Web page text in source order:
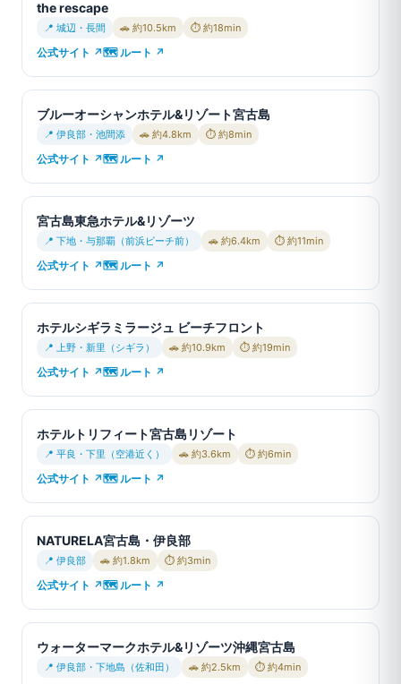
the rescape
📍 城辺・長間 🚗 約10.5km ⏱ 約18min
公式サイト ↗🗺 ルート ↗
ブルーオーシャンホテル&リゾート宮古島
📍 伊良部・池間添 🚗 約4.8km ⏱ 約8min
公式サイト ↗🗺 ルート ↗
宮古島東急ホテル&リゾーツ
📍 下地・与那覇（前浜ビーチ前） 🚗 約6.4km ⏱ 約11min
公式サイト ↗🗺 ルート ↗
ホテルシギラミラージュ ビーチフロント
📍 上野・新里（シギラ） 🚗 約10.9km ⏱ 約19min
公式サイト ↗🗺 ルート ↗
ホテルトリフィート宮古島リゾート
📍 平良・下里（空港近く） 🚗 約3.6km ⏱ 約6min
公式サイト ↗🗺 ルート ↗
NATURELA宮古島・伊良部
📍 伊良部 🚗 約1.8km ⏱ 約3min
公式サイト ↗🗺 ルート ↗
ウォーターマークホテル&リゾーツ沖縄宮古島
📍 伊良部・下地島（佐和田） 🚗 約2.5km ⏱ 約4min